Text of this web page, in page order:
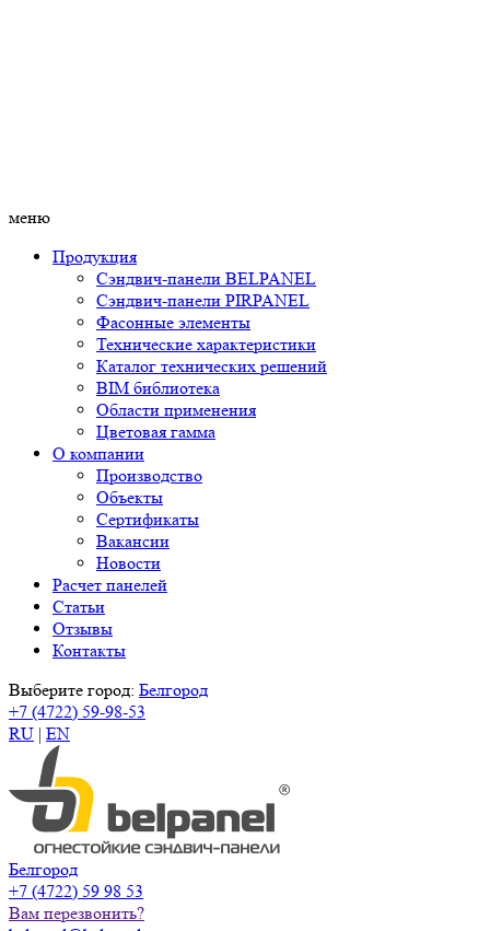
меню
Продукция
Сэндвич-панели BELPANEL
Сэндвич-панели PIRPANEL
Фасонные элементы
Технические характеристики
Каталог технических решений
BIM библиотека
Области применения
Цветовая гамма
О компании
Производство
Объекты
Сертификаты
Вакансии
Новости
Расчет панелей
Статьи
Отзывы
Контакты
Выберите город: Белгород
+7 (4722) 59-98-53
RU | EN
Белгород
+7 (4722) 59 98 53
Вам перезвонить?